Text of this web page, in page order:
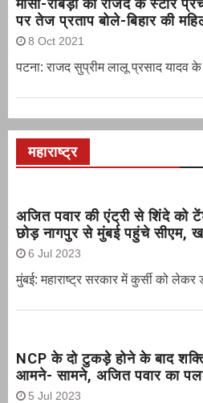
मीसा-राबड़ी को राजद के स्टार
पर तेज प्रताप बोले-बिहार की
8 Oct 2021
पटना: राजद सुप्रीम लालू प्रसाद यादव
महाराष्ट्र
अजित पवार की एंट्री से शिंदे को
छोड़ नागपुर से मुंबई पहुंचे सीएम,
6 Jul 2023
मुंबई: महाराष्ट्र सरकार में कुर्सी को लेकर
NCP के दो टुकड़े होने के बाद
आमने- सामने, अजित पवार का
5 Jul 2023